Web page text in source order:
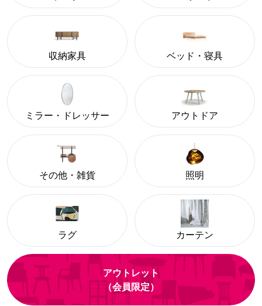
収納家具 ベッド・寝具
ミラー・ドレッサー アウトドア
その他・雑貨 照明
ラグ カーテン
アウトレット
（会員限定）